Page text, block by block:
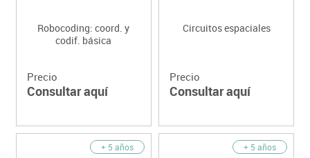
Robocoding: coord. y
codif. básica
Precio
Consultar aquí
Circuitos espaciales
Precio
Consultar aquí
+ 5 años + 5 años